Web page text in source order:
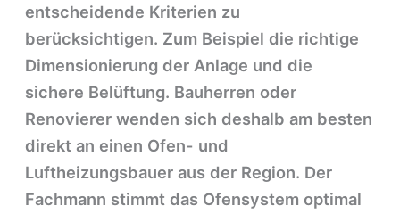
entscheidende Kriterien zu
berücksichtigen. Zum Beispiel die richtige
Dimensionierung der Anlage und die
sichere Belüftung. Bauherren oder
Renovierer wenden sich deshalb am besten
direkt an einen Ofen- und
Luftheizungsbauer aus der Region. Der
Fachmann stimmt das Ofensystem optimal